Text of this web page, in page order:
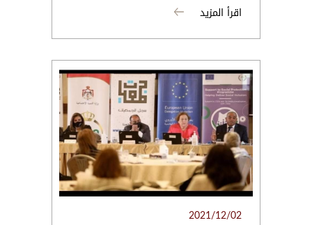
اقرأ المزيد
2021/12/02